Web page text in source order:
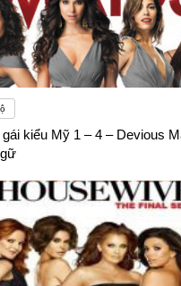
kiểu Mỹ 1 – 4 – Devious